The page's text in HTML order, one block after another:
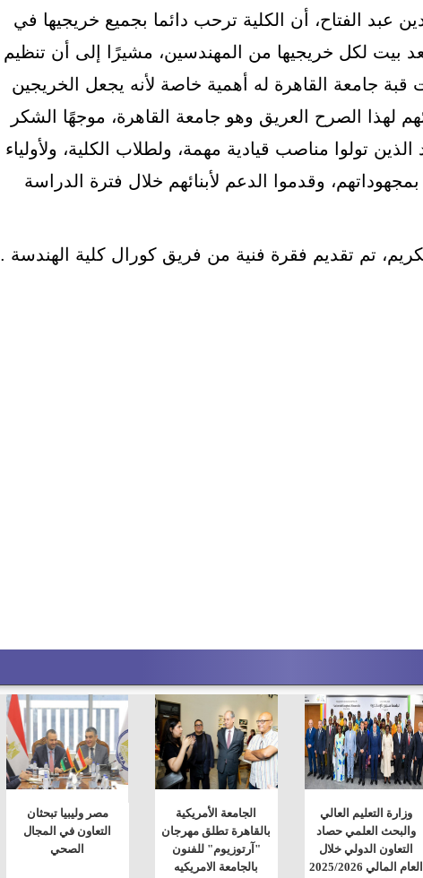
عبد الفتاح، أن الكلية ترحب دائما بجميع خريجيها في
بيت لكل خريجيها من المهندسين، مشيرًا إلى أن تنظيم
جامعة القاهرة له أهمية خاصة لأنه يجعل الخريجين
لهذا الصرح العريق وهو جامعة القاهرة، موجهًا الشكر
الذين تولوا مناصب قيادية مهمة، ولطلاب الكلية، ولأولياء
بمجهوداتهم، وقدموا الدعم لأبنائهم خلال فترة الدراسة
تم تقديم فقرة فنية من فريق كورال كلية الهندسة .
وزارة التعليم العالي
والبحث العلمي حصاد
التعاون الدولي خلال
العام المالي 2025/2026
الجامعة الأمريكية
بالقاهرة تطلق مهرجان
"آرتوزيوم" للفنون
بالجامعة الامريكيه
مصر وليبيا تبحثان
التعاون في المجال
الصحي